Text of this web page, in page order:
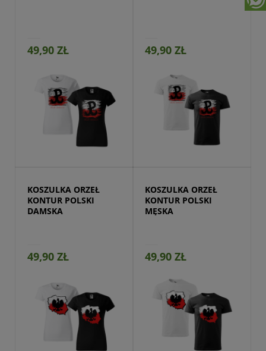
49,90 ZŁ 49,90 ZŁ
Przejdź do produktu
KOSZULKA ORZEŁ
KONTUR POLSKI
DAMSKA
49,90 ZŁ
KOSZULKA ORZEŁ
KONTUR POLSKI
MĘSKA
49,90 ZŁ